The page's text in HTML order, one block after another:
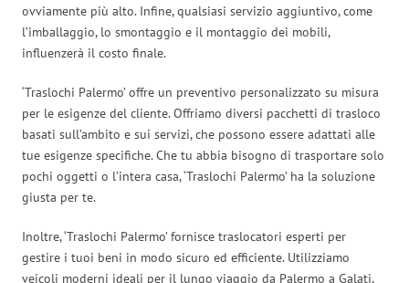
ovviamente più alto. Infine, qualsiasi servizio aggiuntivo, come
l’imballaggio, lo smontaggio e il montaggio dei mobili,
influenzerà il costo finale.
‘Traslochi Palermo’ offre un preventivo personalizzato su misura
per le esigenze del cliente. Offriamo diversi pacchetti di trasloco
basati sull’ambito e sui servizi, che possono essere adattati alle
tue esigenze specifiche. Che tu abbia bisogno di trasportare solo
pochi oggetti o l’intera casa, ‘Traslochi Palermo’ ha la soluzione
giusta per te.
Inoltre, ‘Traslochi Palermo’ fornisce traslocatori esperti per
gestire i tuoi beni in modo sicuro ed efficiente. Utilizziamo
veicoli moderni ideali per il lungo viaggio da Palermo a Galati,